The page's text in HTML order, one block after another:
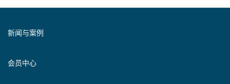
新闻与案例
会员中心